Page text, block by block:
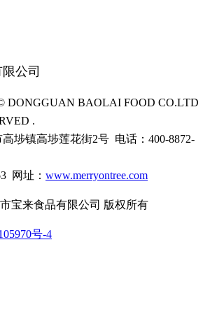
公司
DONGGUAN BAOLAI FOOD CO.LTD
.
埗镇高埗莲花街2号 电话：400-8872-
网址： www.merryontree.com
宝来食品有限公司 版权所有
号-4